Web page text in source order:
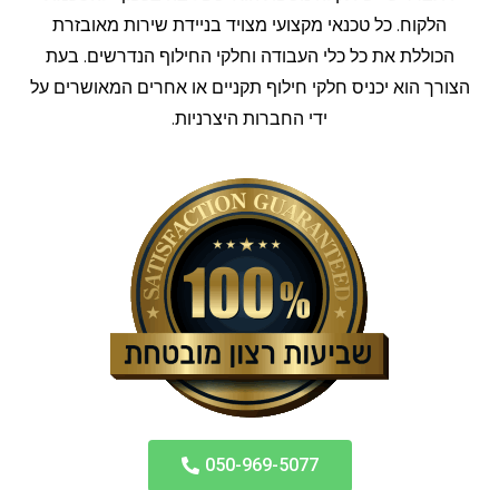
הלקוח. כל טכנאי מקצועי מצויד בניידת שירות מאובזרת
הכוללת את כל כלי העבודה וחלקי החילוף הנדרשים. בעת
הצורך הוא יכניס חלקי חילוף תקניים או אחרים המאושרים על
ידי החברות היצרניות.
050-969-5077